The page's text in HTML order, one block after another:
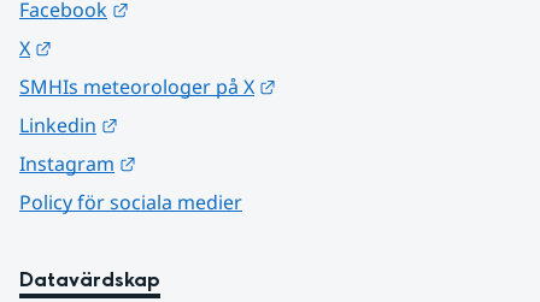
Facebook
X
SMHIs meteorologer på X
Linkedin
Instagram
Policy för sociala medier
Datavärdskap